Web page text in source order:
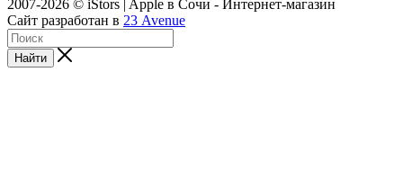
2007-2026 © iStors | Apple в Сочи - Интернет-магазин
Сайт разработан в 23 Avenue
Найти